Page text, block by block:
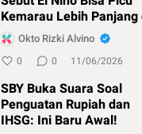
Kemarau Lebih Panjang
RI Okto Rizki Alvino
0 0 11/06/2026
SBY Buka Suara Soal
Penguatan Rupiah dan
IHSG: Ini Baru Awal!